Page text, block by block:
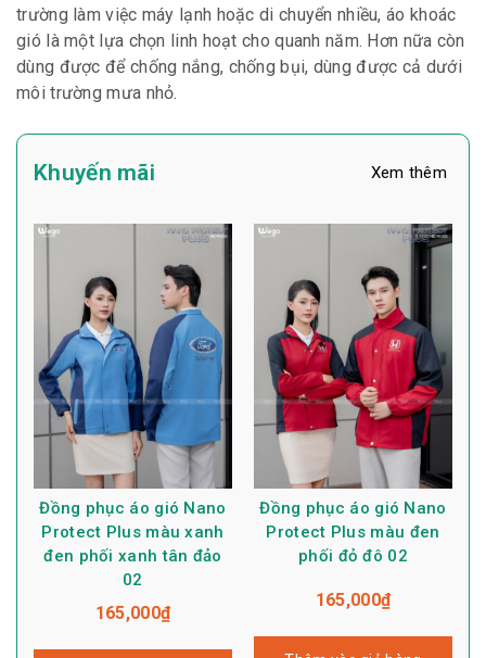
trường làm việc máy lạnh hoặc di chuyển nhiều, áo khoác
gió là một lựa chọn linh hoạt cho quanh năm. Hơn nữa còn
dùng được để chống nắng, chống bụi, dùng được cả dưới
môi trường mưa nhỏ.
Khuyến mãi Xem thêm
Đồng phục áo gió Nano
Protect Plus màu xanh
đen phối xanh tân đảo
02
165,000₫
Đồng phục áo gió Nano
Protect Plus màu đen
phối đỏ đô 02
165,000₫